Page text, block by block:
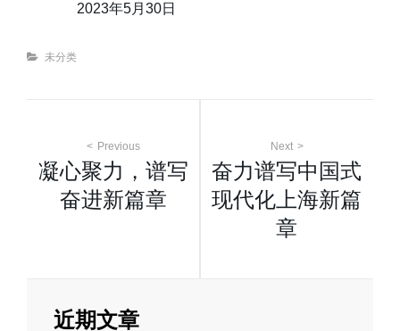
2023年5月30日
Categories
未分类
章
Previous
凝心聚力，谱写
奋进新篇章
Next
奋力谱写中国式
现代化上海新篇
章
近期文章